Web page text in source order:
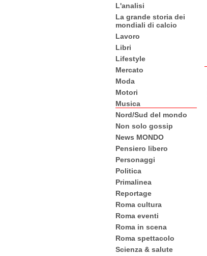
L'analisi
La grande storia dei
mondiali di calcio
Lavoro
Libri
Lifestyle
Mercato
Moda
Motori
Musica
Nord/Sud del mondo
Non solo gossip
News MONDO
Pensiero libero
Personaggi
Politica
Primalinea
Reportage
Roma cultura
Roma eventi
Roma in scena
Roma spettacolo
Scienza & salute